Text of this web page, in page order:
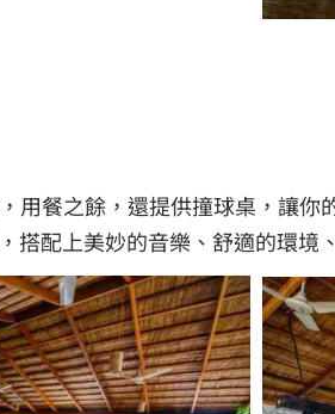
用餐之餘，還提供撞球桌，讓
搭配上美妙的音樂、舒適的環境